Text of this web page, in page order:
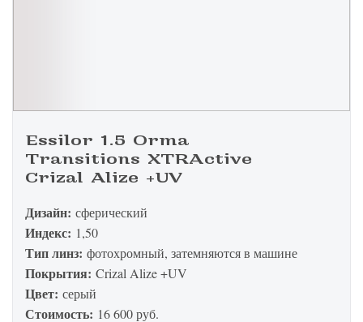
Essilor 1.5 Orma
Transitions XTRActive
Crizal Alize +UV
Дизайн: сферический
Индекс: 1,50
Тип линз: фотохромный, затемняются в машине
Покрытия: Crizal Alize +UV
Цвет: серый
Стоимость: 16 600 руб.